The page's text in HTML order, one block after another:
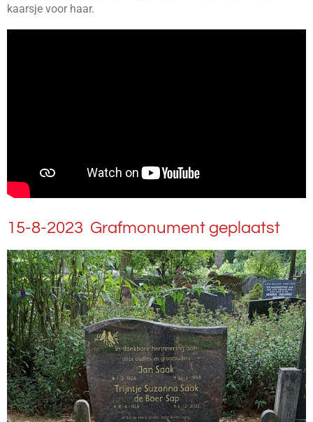
kaarsje voor haar.
15-8-2023 Grafmonument geplaatst